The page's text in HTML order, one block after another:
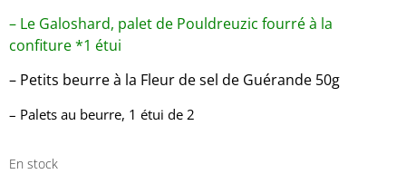
– Le Galoshard, palet de Pouldreuzic fourré à la
confiture *1 étui
– Petits beurre à la Fleur de sel de Guérande 50g
– Palets au beurre, 1 étui de 2
En stock